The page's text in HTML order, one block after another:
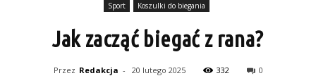
Sport Koszulki do biegania
Jak zacząć biegać z rana?
Przez Redakcja - 20 lutego 2025 332 0